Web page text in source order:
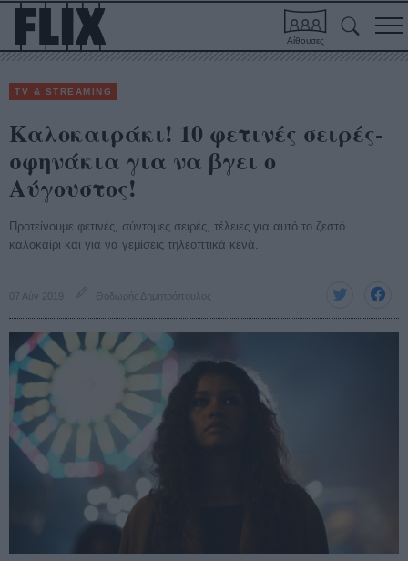
Αίθουσες
TV & STREAMING
Καλοκαιράκι! 10 φετινές σειρές-
σφηνάκια για να βγει ο
Αύγουστος!
Προτείνουμε φετινές, σύντομες σειρές, τέλειες για αυτό το ζεστό
καλοκαίρι και για να γεμίσεις τηλεοπτικά κενά.
07 Αύγ 2019 Θοδωρής Δημητρόπουλος